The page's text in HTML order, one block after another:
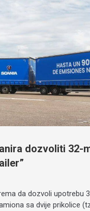
dozvoliti 32-
da dozvoli upotrebu
sa dvije prikolice